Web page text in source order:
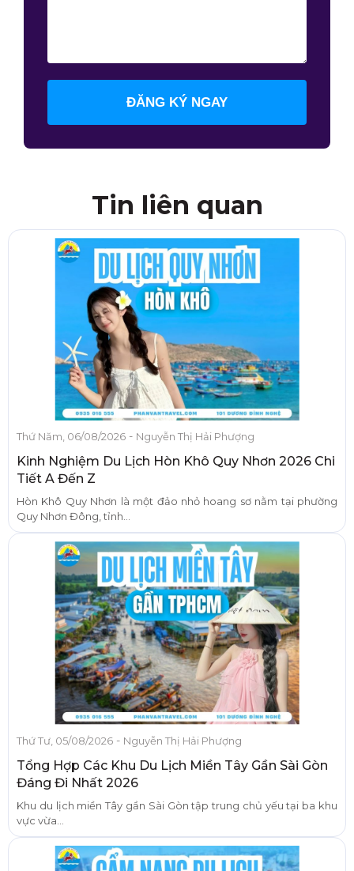
ĐĂNG KÝ NGAY
Tin liên quan
Thứ Năm, 06/08/2026 - Nguyễn Thị Hải Phượng
Kinh Nghiệm Du Lịch Hòn Khô Quy Nhơn 2026 Chi
Tiết A Đến Z
Hòn Khô Quy Nhơn là một đảo nhỏ hoang sơ nằm tại phường
Quy Nhơn Đông, tỉnh...
Thứ Tư, 05/08/2026 - Nguyễn Thị Hải Phượng
Tổng Hợp Các Khu Du Lịch Miền Tây Gần Sài Gòn
Đáng Đi Nhất 2026
Khu du lịch miền Tây gần Sài Gòn tập trung chủ yếu tại ba khu
vực vừa...